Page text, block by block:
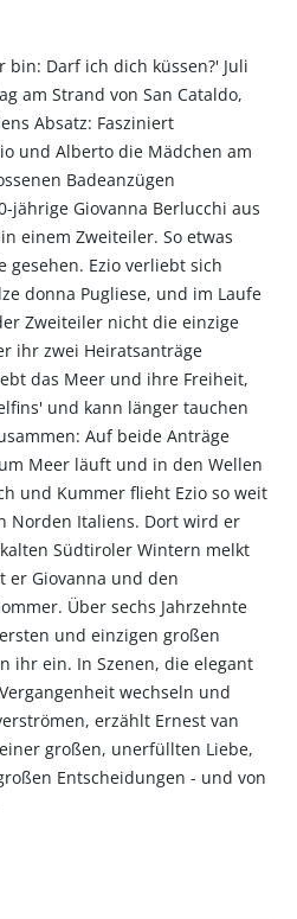
Darf ich dich küssen?' Juli
am Strand von San Cataldo,
Absatz: Fasziniert
und Alberto die Mädchen am
Badeanzügen
jährige Giovanna Berlucchi aus
einem Zweiteiler. So etwas
gesehen. Ezio verliebt sich
donna Pugliese, und im Laufe
Zweiteiler nicht die einzige
ihr zwei Heiratsanträge
das Meer und ihre Freiheit,
und kann länger tauchen
Auf beide Anträge
Meer läuft und in den Wellen
und Kummer flieht Ezio so weit
Norden Italiens. Dort wird er
Südtiroler Wintern melkt
er Giovanna und den
Über sechs Jahrzehnte
und einzigen großen
ihr ein. In Szenen, die elegant
wechseln und
erzählt Ernest van
großen, unerfüllten Liebe,
Entscheidungen - und von